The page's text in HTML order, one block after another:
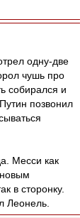
одну-две
чушь про
собирался и
позвонил
Месси как
в сторонку.
Леонель.